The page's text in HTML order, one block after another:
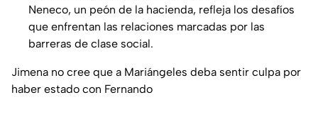
Neneco, un peón de la hacienda, refleja los desafíos
que enfrentan las relaciones marcadas por las
barreras de clase social.
Jimena no cree que a Mariángeles deba sentir culpa por
haber estado con Fernando